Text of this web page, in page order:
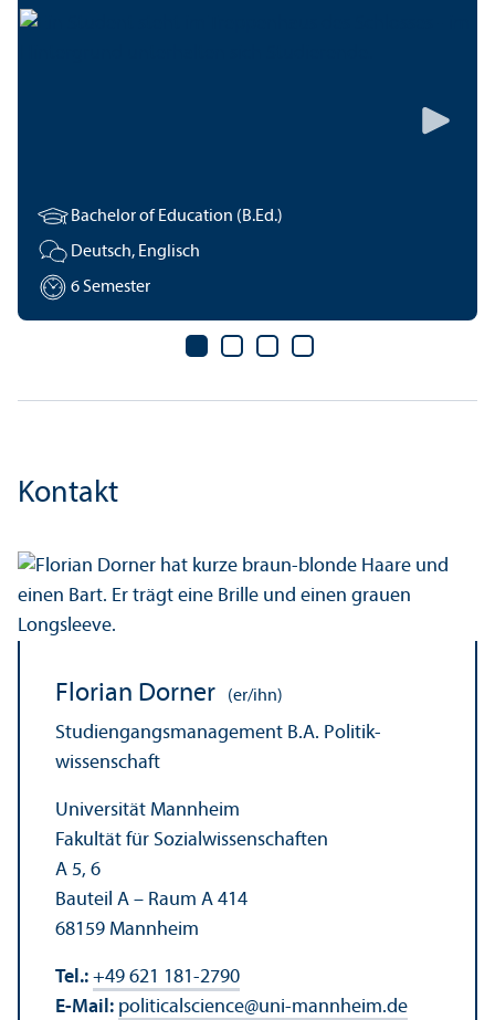
Bachelor of Education (B.Ed.)
Deutsch, Englisch
6 Semester
Kontakt
Florian Dorner (er/ihn)
Studien­gangs­management B.A. Politik­
wissenschaft
Universität Mannheim
Fakultät für Sozial­wissenschaften
A 5, 6
Bauteil A – Raum A 414
68159 Mannheim
Tel.: +49 621 181-2790
E-Mail: politicalscience@uni-mannheim.de